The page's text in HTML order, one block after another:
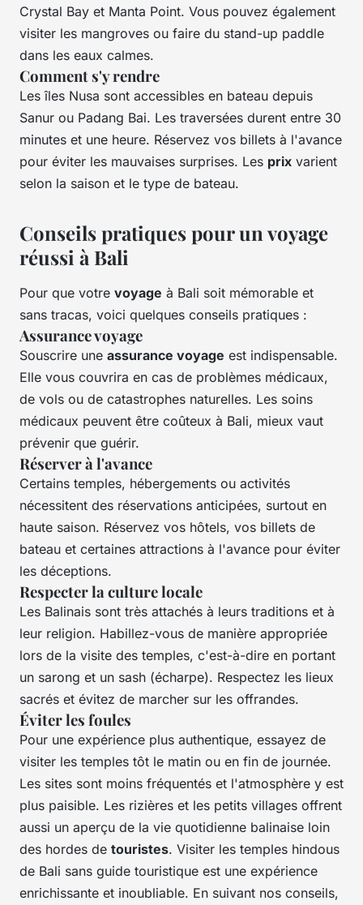
Crystal Bay et Manta Point. Vous pouvez également
visiter les mangroves ou faire du stand-up paddle
dans les eaux calmes.
Comment s'y rendre
Les îles Nusa sont accessibles en bateau depuis
Sanur ou Padang Bai. Les traversées durent entre 30
minutes et une heure. Réservez vos billets à l'avance
pour éviter les mauvaises surprises. Les prix varient
selon la saison et le type de bateau.
Conseils pratiques pour un voyage
réussi à Bali
Pour que votre voyage à Bali soit mémorable et
sans tracas, voici quelques conseils pratiques :
Assurance voyage
Souscrire une assurance voyage est indispensable.
Elle vous couvrira en cas de problèmes médicaux,
de vols ou de catastrophes naturelles. Les soins
médicaux peuvent être coûteux à Bali, mieux vaut
prévenir que guérir.
Réserver à l'avance
Certains temples, hébergements ou activités
nécessitent des réservations anticipées, surtout en
haute saison. Réservez vos hôtels, vos billets de
bateau et certaines attractions à l'avance pour éviter
les déceptions.
Respecter la culture locale
Les Balinais sont très attachés à leurs traditions et à
leur religion. Habillez-vous de manière appropriée
lors de la visite des temples, c'est-à-dire en portant
un sarong et un sash (écharpe). Respectez les lieux
sacrés et évitez de marcher sur les offrandes.
Éviter les foules
Pour une expérience plus authentique, essayez de
visiter les temples tôt le matin ou en fin de journée.
Les sites sont moins fréquentés et l'atmosphère y est
plus paisible. Les rizières et les petits villages offrent
aussi un aperçu de la vie quotidienne balinaise loin
des hordes de touristes. Visiter les temples hindous
de Bali sans guide touristique est une expérience
enrichissante et inoubliable. En suivant nos conseils,